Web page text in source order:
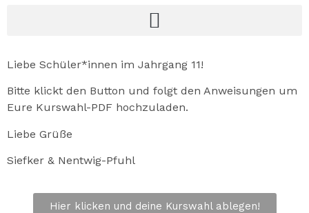
Liebe Schüler*innen im Jahrgang 11!
Bitte klickt den Button und folgt den Anweisungen um
Eure Kurswahl-PDF hochzuladen.
Liebe Grüße
Siefker & Nentwig-Pfuhl
Hier klicken und deine Kurswahl ablegen!